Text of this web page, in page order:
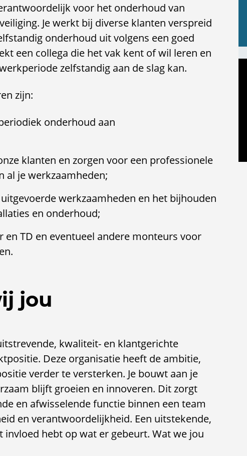
voor het onderhoud van
Je werkt bij diverse klanten verspreid
onderhoud uit volgens een goed
een collega die het vak kent of wil leren en
zelfstandig aan de slag kan.
zijn:
onderhoud aan
klanten en zorgen voor een professionele
al je werkzaamheden;
werkzaamheden en het bijhouden
en onderhoud;
en TD en eventueel andere monteurs voor
jou
kwaliteit- en klantgerichte
Deze organisatie heeft de ambitie,
verder te versterken. Je bouwt aan je
blijft groeien en innoveren. Dit zorgt
en afwisselende functie binnen een team
en verantwoordelijkheid. Een uitstekende,
invloed hebt op wat er gebeurt. Wat we jou